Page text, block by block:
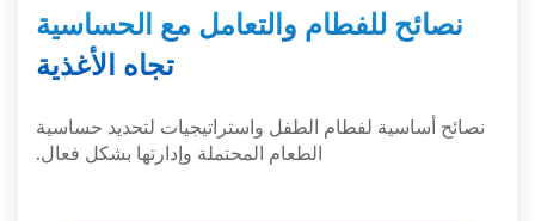
نصائح للفطام والتعامل مع الحساسية
تجاه الأغذية
نصائح أساسية لفطام الطفل واستراتيجيات لتحديد حساسية
الطعام المحتملة وإدارتها بشكل فعال.